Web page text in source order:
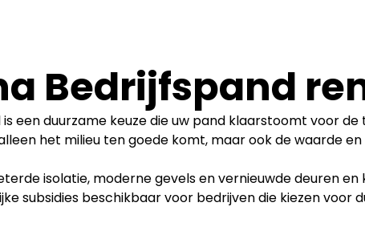
Bedrijfspand
een duurzame keuze die uw pand klaarstoomt voor
het milieu ten goede komt, maar ook de waarde
isolatie, moderne gevels en vernieuwde deuren
subsidies beschikbaar voor bedrijven die kiezen